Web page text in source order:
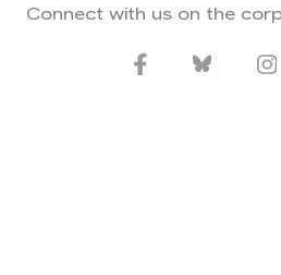
Connect with us on the